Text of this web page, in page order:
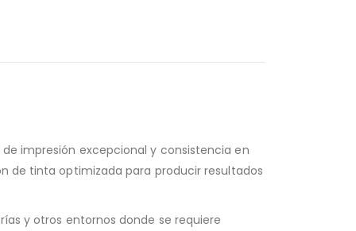
impresión excepcional y consistencia en
de tinta optimizada para producir resultados
y otros entornos donde se requiere